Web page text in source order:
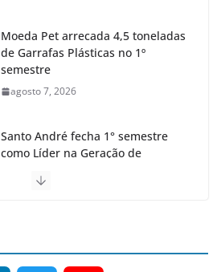
Moeda Pet arrecada 4,5 toneladas
de Garrafas Plásticas no 1º
semestre
agosto 7, 2026
Santo André fecha 1° semestre
como Líder na Geração de
em 1ª Rua com o programa Meu